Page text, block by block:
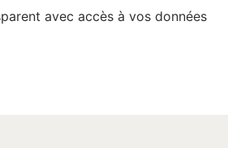
avec accès à vos données